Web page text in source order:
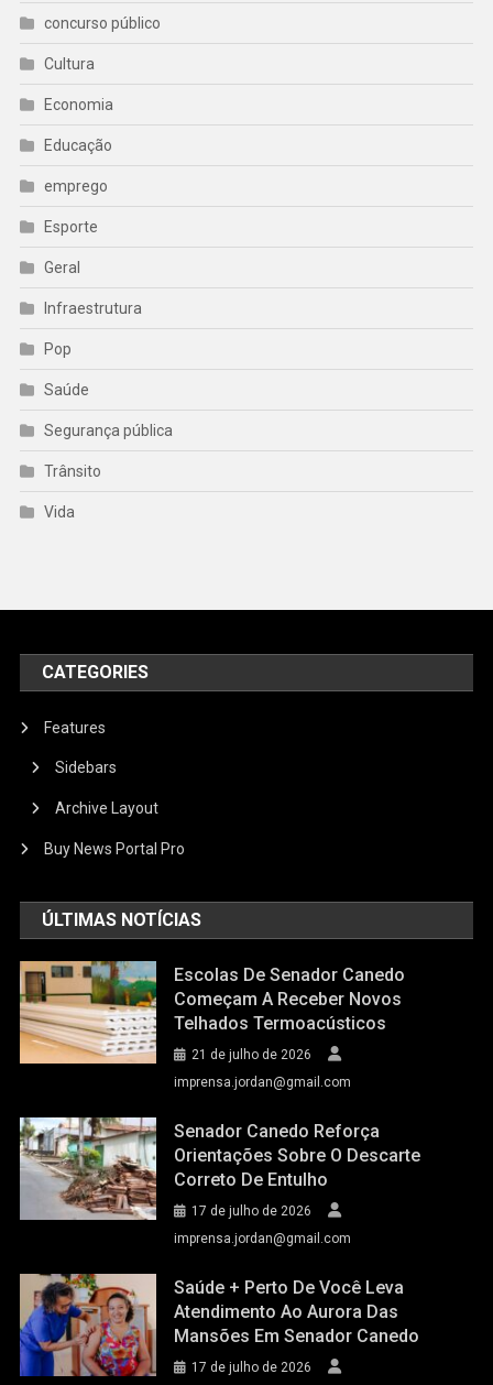
concurso público
Cultura
Economia
Educação
emprego
Esporte
Geral
Infraestrutura
Pop
Saúde
Segurança pública
Trânsito
Vida
CATEGORIES
Features
Sidebars
Archive Layout
Buy News Portal Pro
ÚLTIMAS NOTÍCIAS
Escolas De Senador Canedo
Começam A Receber Novos
Telhados Termoacústicos
21 de julho de 2026
imprensa.jordan@gmail.com
Senador Canedo Reforça
Orientações Sobre O Descarte
Correto De Entulho
17 de julho de 2026
imprensa.jordan@gmail.com
Saúde + Perto De Você Leva
Atendimento Ao Aurora Das
Mansões Em Senador Canedo
17 de julho de 2026